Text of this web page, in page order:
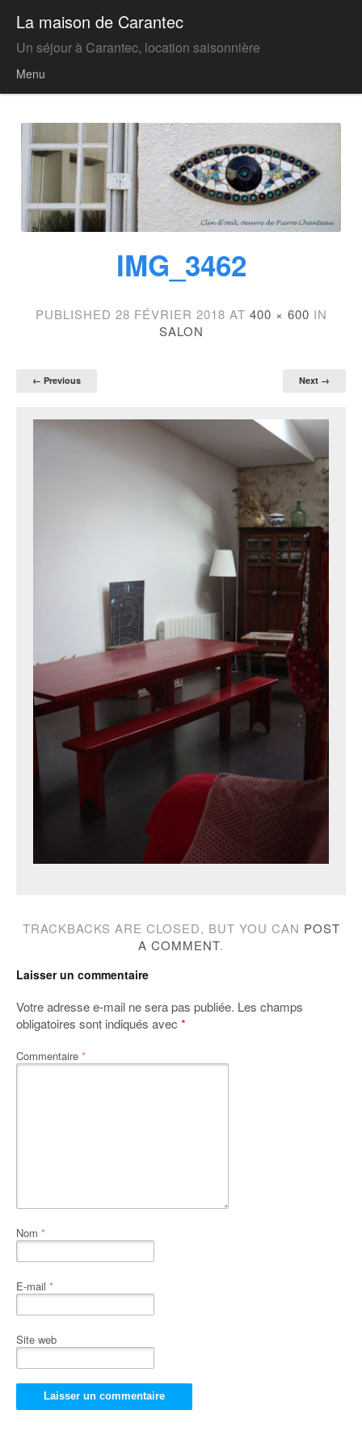
La maison de Carantec
Un séjour à Carantec, location saisonnière
Menu
IMG_3462
PUBLISHED 28 FÉVRIER 2018 AT 400 × 600 IN
SALON
← Previous Next →
TRACKBACKS ARE CLOSED, BUT YOU CAN POST
A COMMENT.
Laisser un commentaire
Votre adresse e-mail ne sera pas publiée. Les champs
obligatoires sont indiqués avec *
Commentaire *
Nom *
E-mail *
Site web